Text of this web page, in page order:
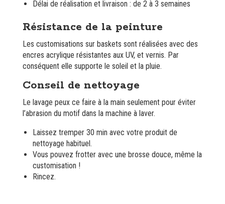
Délai de réalisation et livraison : de 2 à 3 semaines
Résistance de la peinture
Les customisations sur baskets sont réalisées avec des
encres acrylique résistantes aux UV, et vernis. Par
conséquent elle supporte le soleil et la pluie.
Conseil de nettoyage
Le lavage peux ce faire à la main seulement pour éviter
l’abrasion du motif dans la machine à laver.
Laissez tremper 30 min avec votre produit de
nettoyage habituel.
Vous pouvez frotter avec une brosse douce, même la
customisation !
Rincez.